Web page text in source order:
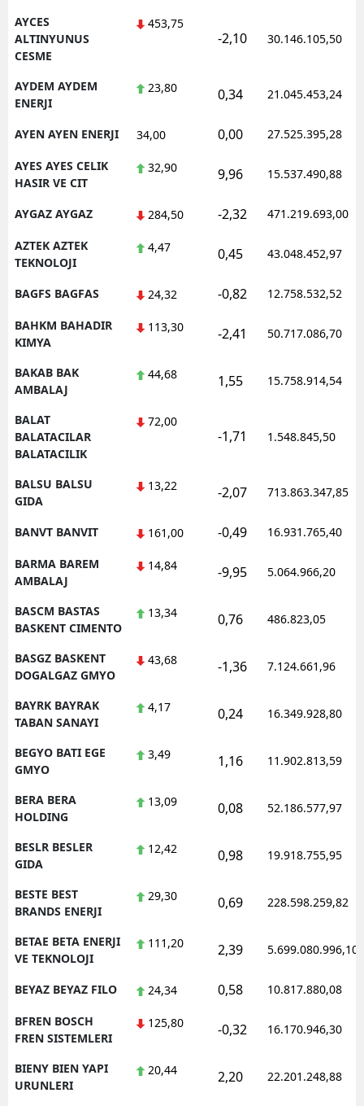
AYCES
ALTINYUNUS
CESME
453,75
-2,10 30.146.105,50
AYDEM AYDEM
ENERJI
23,80 0,34 21.045.453,24
AYEN AYEN ENERJI 34,00 0,00 27.525.395,28
AYES AYES CELIK
HASIR VE CIT
32,90 9,96 15.537.490,88
AYGAZ AYGAZ 284,50 -2,32 471.219.693,00
AZTEK AZTEK
TEKNOLOJI
4,47 0,45 43.048.452,97
BAGFS BAGFAS 24,32 -0,82 12.758.532,52
BAHKM BAHADIR
KIMYA
113,30 -2,41 50.717.086,70
BAKAB BAK
AMBALAJ
44,68 1,55 15.758.914,54
BALAT
BALATACILAR
BALATACILIK
72,00
-1,71 1.548.845,50
BALSU BALSU
GIDA
13,22 -2,07 713.863.347,85
BANVT BANVIT 161,00 -0,49 16.931.765,40
BARMA BAREM
AMBALAJ
14,84 -9,95 5.064.966,20
BASCM BASTAS
BASKENT CIMENTO
13,34 0,76 486.823,05
BASGZ BASKENT
DOGALGAZ GMYO
43,68 -1,36 7.124.661,96
BAYRK BAYRAK
TABAN SANAYI
4,17 0,24 16.349.928,80
BEGYO BATI EGE
GMYO
3,49 1,16 11.902.813,59
BERA BERA
HOLDING
13,09 0,08 52.186.577,97
BESLR BESLER
GIDA
12,42 0,98 19.918.755,95
BESTE BEST
BRANDS ENERJI
29,30 0,69 228.598.259,82
BETAE BETA ENERJI
VE TEKNOLOJI
111,20 2,39 5.699.080.996,10
BEYAZ BEYAZ FILO 24,34 0,58 10.817.880,08
BFREN BOSCH
FREN SISTEMLERI
125,80 -0,32 16.170.946,30
BIENY BIEN YAPI
URUNLERI
20,44 2,20 22.201.248,88